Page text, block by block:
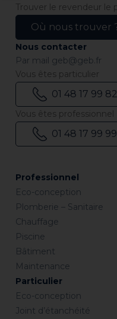
Professionnel
Eco-conception
Plomberie – Sanitaire
Chauffage
Piscine
Bâtiment
Maintenance
Particulier
Eco-conception
Joint d’étanchéité
Trouver le revendeur le
Où nous trouver
Nous contacter
Par mail geb@geb.fr
Vous êtes particulier
01 48 17 99 82
Vous êtes professionnel
01 48 17 99 99